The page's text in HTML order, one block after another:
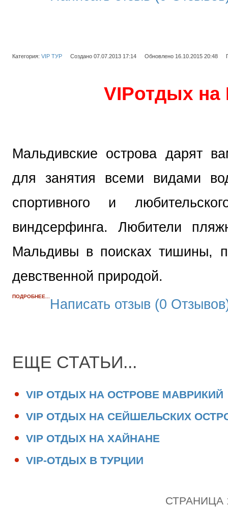
Категория: VIP ТУР Создано 07.07.2013 17:14 Обновлено 16.10.2015 20:48
VIPотдых на
Мальдивские острова дарят
для занятия всеми видами
спортивного и
виндсерфинга. Любители
Мальдивы в поисках тишины,
девственной природой.
ПОДРОБНЕЕ...
Написать отзыв (0
ЕЩЕ СТАТЬИ...
VIP ОТДЫХ НА ОСТРОВЕ МАВРИКИЙ
VIP ОТДЫХ НА СЕЙШЕЛЬСКИХ
VIP ОТДЫХ НА ХАЙНАНЕ
VIP-ОТДЫХ В ТУРЦИИ
СТРАНИЦА